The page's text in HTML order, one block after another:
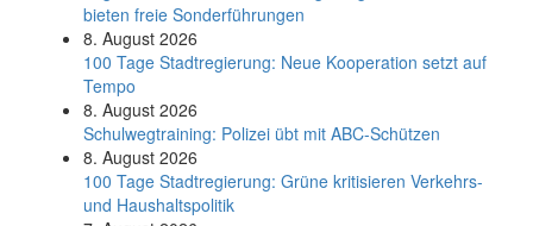
bieten freie Sonderführungen
8. August 2026
100 Tage Stadtregierung: Neue Kooperation setzt auf
Tempo
8. August 2026
Schul­weg­trai­ning: Poli­zei übt mit ABC-Schüt­zen
8. August 2026
100 Tage Stadtregierung: Grüne kritisieren Verkehrs-
und Haushaltspolitik